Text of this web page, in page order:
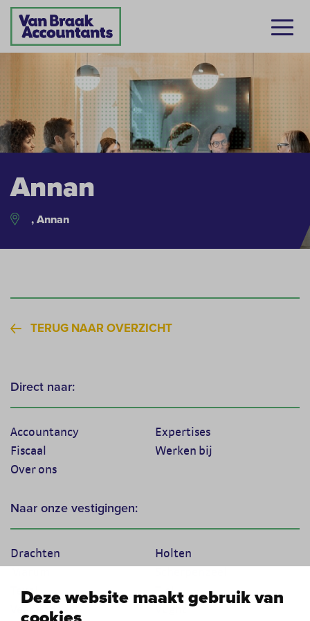
Deze website maakt gebruik van
Annan
, Annan
TERUG NAAR OVERZICHT
Direct naar:
Accountancy
Expertises
Fiscaal
Werken bij
Over ons
Naar onze vestigingen:
Drachten
Holten
Texel
Tiel
Veenendaal